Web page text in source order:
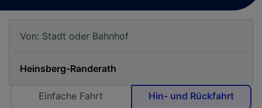
Einfache Fahrt Hin- und Rückfahrt